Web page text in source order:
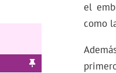
el
como